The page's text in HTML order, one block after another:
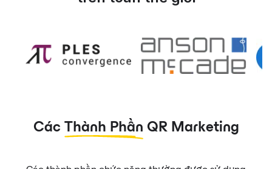
Các Thành Phần QR Marketing